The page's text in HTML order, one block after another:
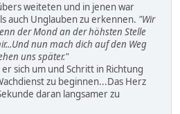
weiteten und in jenen war
auch Unglauben zu erkennen. "Wir
der Mond an der höhsten Stelle
nun mach dich auf den Weg
uns später."
sich um und Schritt in Richtung
zu beginnen...Das Herz
daran langsamer zu